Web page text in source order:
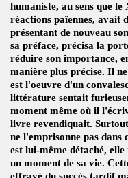
humaniste, au sens que le
réactions païennes, avait
présentant de nouveau
sa préface, précisa la
réduire son importance,
manière plus précise. Il
est l'oeuvre d'un
littérature sentait
moment même où il
livre revendiquait.
ne l'emprisonne pas dans
est lui-même détaché,
un moment de sa vie.